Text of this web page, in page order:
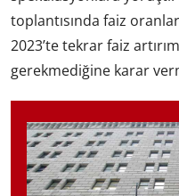
toplantısında faiz
2023’te tekrar faiz
gerekmediğine karar